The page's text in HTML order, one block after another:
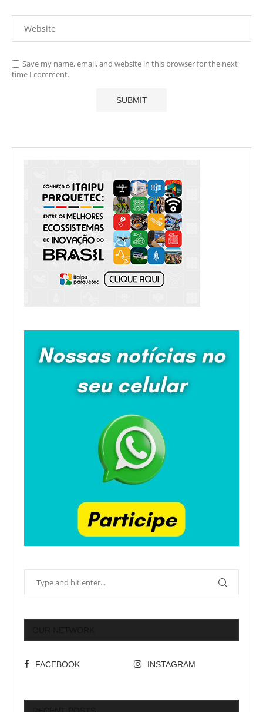
Save my name, email, and website in this browser for the next
time I comment.
FACEBOOK INSTAGRAM